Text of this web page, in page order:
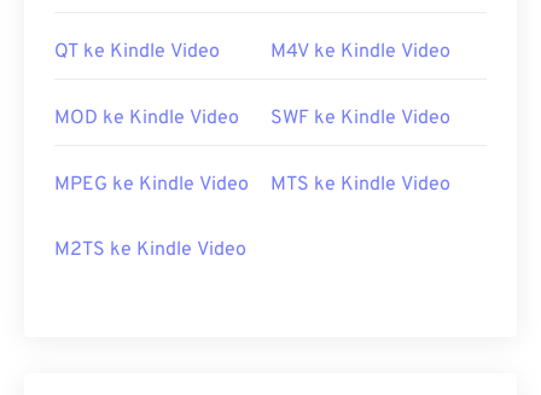
QT ke Kindle Video M4V ke Kindle Video
MOD ke Kindle Video SWF ke Kindle Video
MPEG ke Kindle Video MTS ke Kindle Video
M2TS ke Kindle Video